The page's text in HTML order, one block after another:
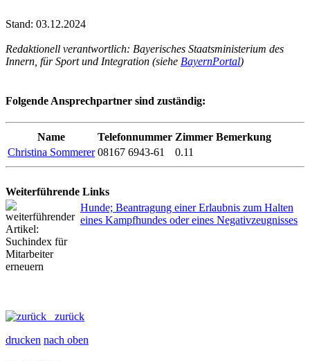
Stand: 03.12.2024
Redaktionell verantwortlich: Bayerisches Staatsministerium des
Innern, für Sport und Integration (siehe BayernPortal)
Folgende Ansprechpartner sind zuständig:
Name Telefonnummer Zimmer Bemerkung
Christina Sommerer 08167 6943-61 0.11
Weiterführende Links
Hunde; Beantragung einer Erlaubnis zum Halten
eines Kampfhundes oder eines Negativzeugnisses
zurück
drucken nach oben